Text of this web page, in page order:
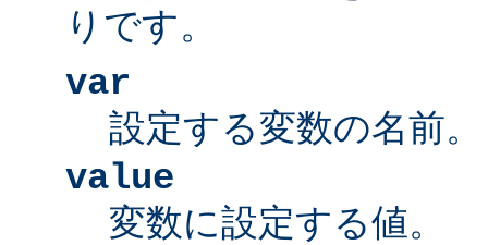
りです。
var
設定する変数の名前。
value
変数に設定する値。